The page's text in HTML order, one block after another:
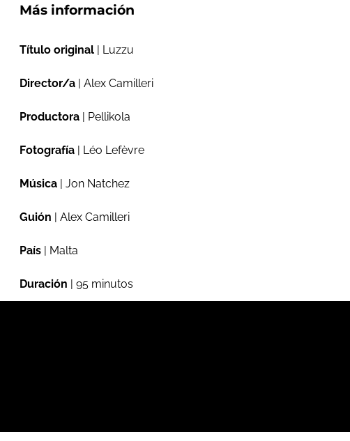
Más información
Título original | Luzzu
Director/a | Alex Camilleri
Productora | Pellikola
Fotografía | Léo Lefèvre
Música | Jon Natchez
Guión | Alex Camilleri
País | Malta
Duración | 95 minutos